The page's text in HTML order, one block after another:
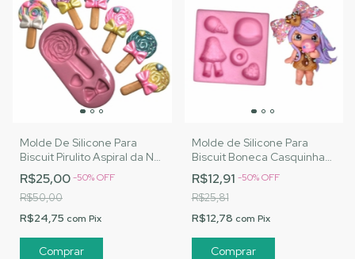
Molde De Silicone Para
Biscuit Pirulito Aspiral da Nai
- MJ Artesanatos |Cód.
2828
R$25,00-50%OFF
R$50,00
R$24,75 com Pix
Molde de Silicone Para
Biscuit Boneca Casquinha
da Nai - MJ Artesanatos
|Cód. 2851
R$12,91 -50%OFF
R$25,81
R$12,78 com Pix